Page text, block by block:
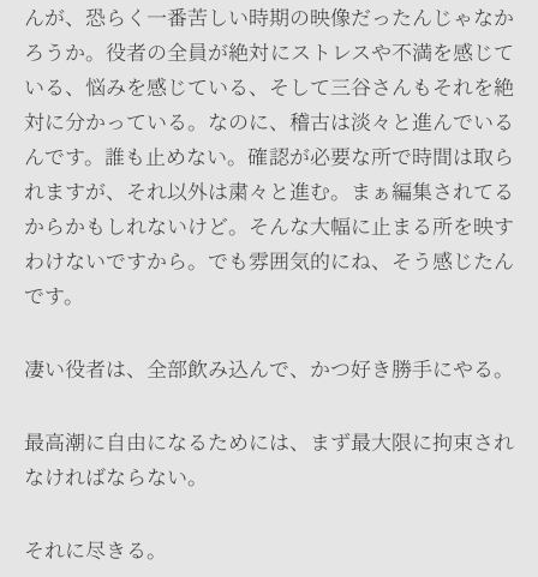
んが、恐らく一番苦しい時期の映像だったんじゃなか
ろうか。役者の全員が絶対にストレスや不満を感じて
いる、悩みを感じている、そして三谷さんもそれを絶
対に分かっている。なのに、稽古は淡々と進んでいる
んです。誰も止めない。確認が必要な所で時間は取ら
れますが、それ以外は粛々と進む。まぁ編集されてる
からかもしれないけど。そんな大幅に止まる所を映す
わけないですから。でも雰囲気的にね、そう感じたん
です。
凄い役者は、全部飲み込んで、かつ好き勝手にやる。
最高潮に自由になるためには、まず最大限に拘束され
なければならない。
それに尽きる。